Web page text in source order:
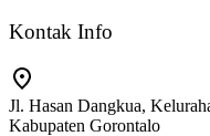
Kontak Info
Jl. Hasan Dangkua,
Kabupaten Gorontalo